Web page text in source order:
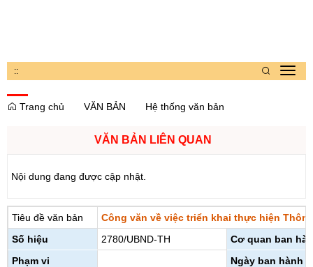
::
Trang chủ
VĂN BẢN Hệ thống văn bản
VĂN BẢN LIÊN QUAN
Nội dung đang được cập nhật.
Tiêu đề văn bản
Công văn về việc triển khai thực hiện
Số hiệu
2780/UBND-TH
Cơ quan ban
Phạm vi
Ngày ban hành